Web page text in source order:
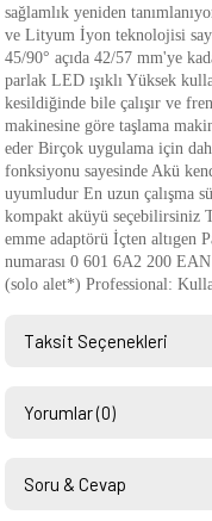
sağlamlık yeniden
ve Lityum İyon teknolojisi
45/90° açıda 42/57 mm'ye
parlak LED ışıklı Yüksek
kesildiğinde bile çalışır ve
makinesine göre taşlama
eder Birçok uygulama için
fonksiyonu sayesinde Akü
uyumludur En uzun çalışma
kompakt aküyü seçebilirsiniz
emme adaptörü İçten altıgen
numarası 0 601 6A2 200
(solo alet*) Professional:
Taksit Seçenekleri
Yorumlar (0)
Soru & Cevap